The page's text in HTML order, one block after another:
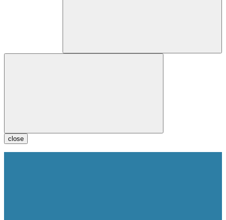
close